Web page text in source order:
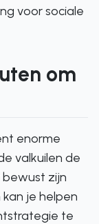
voor sociale
om
enorme
valkuilen de
zijn
je helpen
te